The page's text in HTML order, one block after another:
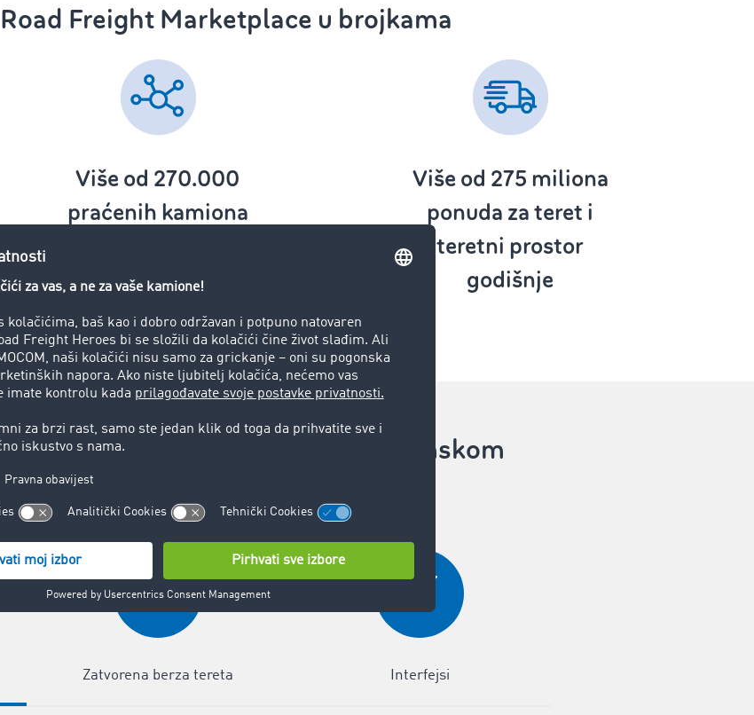
Freight Marketplace u brojkama
Više od 270.000
praćenih kamiona
Više od 275 ‌ miliona
ponuda za teret i
teretni prostor
godišnje
za Vaše logističke procese u drumskom
transportu tereta:
vrijeme, novac i nerve
Zatvorena berza tereta Interfejsi